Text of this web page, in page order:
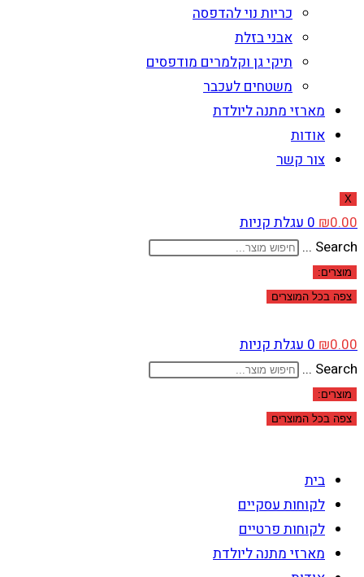
כריות נוי להדפסה
אבני בזלת
תיקי גן וקלמרים מודפסים
משטחים לעכבר
מארזי מתנה ליולדת
אודות
צור קשר
X
₪0.00
0עגלת קניות
Search ...
מוצרים:
צפה בכל המוצרים
₪0.00
0עגלת קניות
Search ...
מוצרים:
צפה בכל המוצרים
בית
לקוחות עסקיים
לקוחות פרטיים
מארזי מתנה ליולדת